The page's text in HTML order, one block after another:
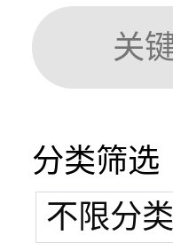
分类筛选
不限分类